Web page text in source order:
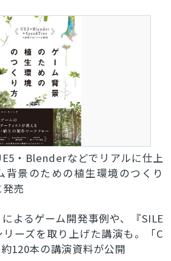
・Blenderなどでリアルに仕上
背景のための植生環境のつくり
売
によるゲーム開発事例や、『SILE
ーズを取り上げた講演も。「C
120本の講演資料が公開